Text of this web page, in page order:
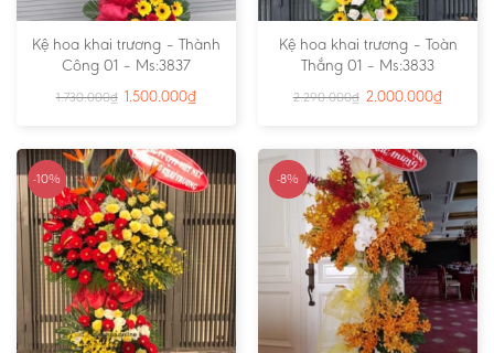
Kệ hoa khai trương – Thành
Công 01 – Ms:3837
1.730.000₫ 1.500.000₫
Kệ hoa khai trương – Toàn
Thắng 01 – Ms:3833
2.290.000₫ 2.000.000₫
-10% -8%